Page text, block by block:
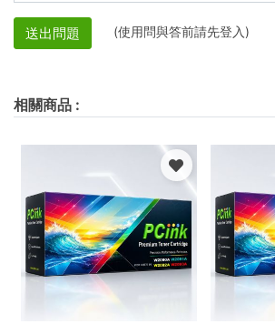
送出問題 (使用問與答前請先登入)
相關商品 :